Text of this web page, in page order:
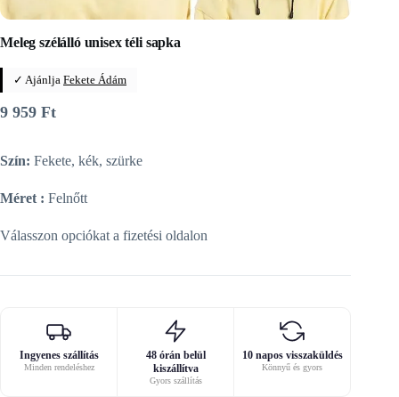
Meleg szélálló unisex téli sapka
✓ Ajánlja Fekete Ádám
9 959 Ft
Szín: Fekete, kék, szürke
Méret : Felnőtt
Válasszon opciókat a fizetési oldalon
Ingyenes szállítás
Minden rendeléshez
48 órán belül
kiszállítva
Gyors szállítás
10 napos visszaküldés
Könnyű és gyors